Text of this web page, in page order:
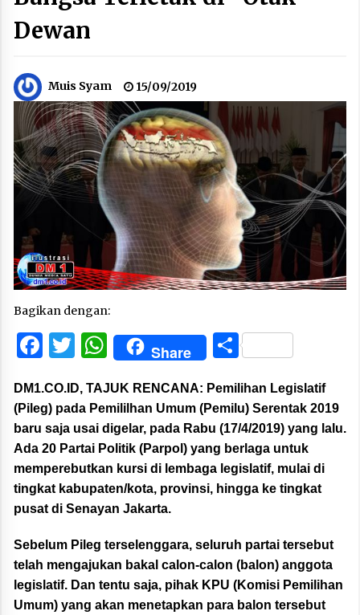
Dewan
Muis Syam 15/09/2019
Bagikan dengan:
Facebook
Twitter
WhatsApp
Share Share
DM1.CO.ID, TAJUK RENCANA: Pemilihan Legislatif
(Pileg) pada Pemililhan Umum (Pemilu) Serentak 2019
baru saja usai digelar, pada Rabu (17/4/2019) yang lalu.
Ada 20 Partai Politik (Parpol) yang berlaga untuk
memperebutkan kursi di lembaga legislatif, mulai di
tingkat kabupaten/kota, provinsi, hingga ke tingkat
pusat di Senayan Jakarta.
Sebelum Pileg terselenggara, seluruh partai tersebut
telah mengajukan bakal calon-calon (balon) anggota
legislatif. Dan tentu saja, pihak KPU (Komisi Pemilihan
Umum) yang akan menetapkan para balon tersebut